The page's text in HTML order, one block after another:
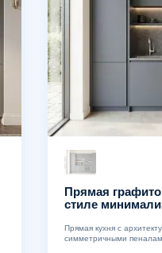
Прямая
стиле
Прямая кухня с
симметричными